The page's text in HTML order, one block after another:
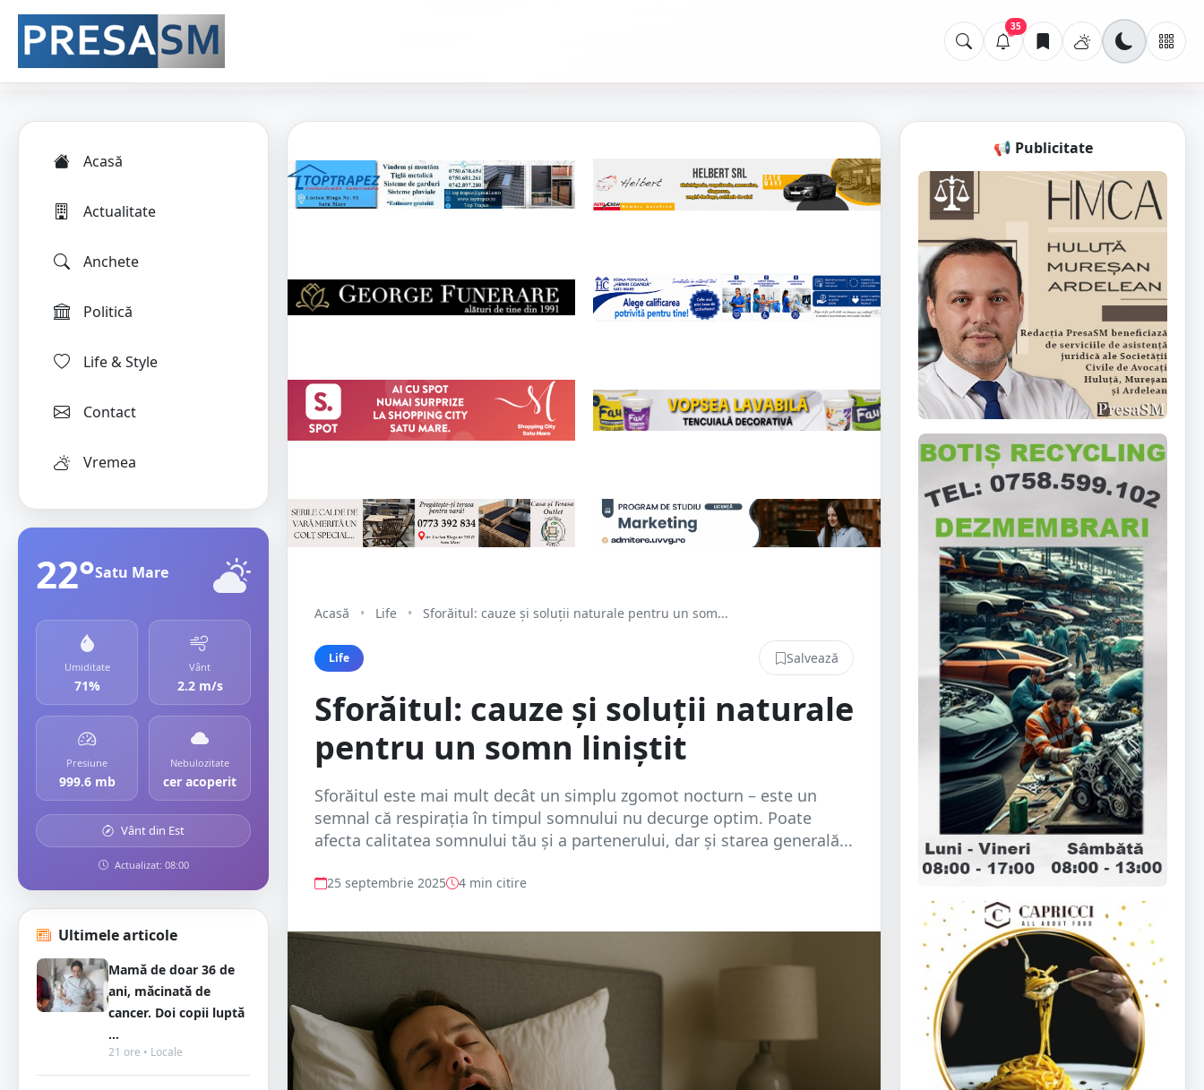
35
Acasă
Actualitate
Anchete
Politică
Life & Style
Contact
Vremea
22°Satu Mare
Umiditate
71%
Vânt
2.2 m/s
Presiune
999.6 mb
Nebulozitate
cer acoperit
Vânt din Est
Actualizat: 08:00
Ultimele articole
Mamă de doar 36 de
ani, măcinată de
cancer. Doi copii luptă
...
21 ore • Locale
Acasă • Life • Sforăitul: cauze și soluții naturale pentru un som...
Life Salvează
Sforăitul: cauze și soluții naturale
pentru un somn liniștit
Sforăitul este mai mult decât un simplu zgomot nocturn – este un
semnal că respirația în timpul somnului nu decurge optim. Poate
afecta calitatea somnului tău și a partenerului, dar și starea generală...
25 septembrie 2025 4 min citire
📢 Publicitate